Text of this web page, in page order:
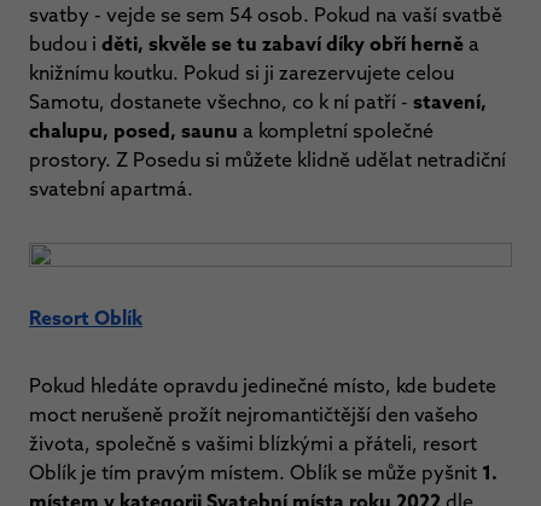
svatby - vejde se sem 54 osob. Pokud na vaší svatbě
budou i děti, skvěle se tu zabaví díky obří herně a
knižnímu koutku. Pokud si ji zarezervujete celou
Samotu, dostanete všechno, co k ní patří - stavení,
chalupu, posed, saunu a kompletní společné
prostory. Z Posedu si můžete klidně udělat netradiční
svatební apartmá.
Resort Oblík
Pokud hledáte opravdu jedinečné místo, kde budete
moct nerušeně prožít nejromantičtější den vašeho
života, společně s vašimi blízkými a přáteli, resort
Oblík je tím pravým místem. Oblík se může pyšnit 1.